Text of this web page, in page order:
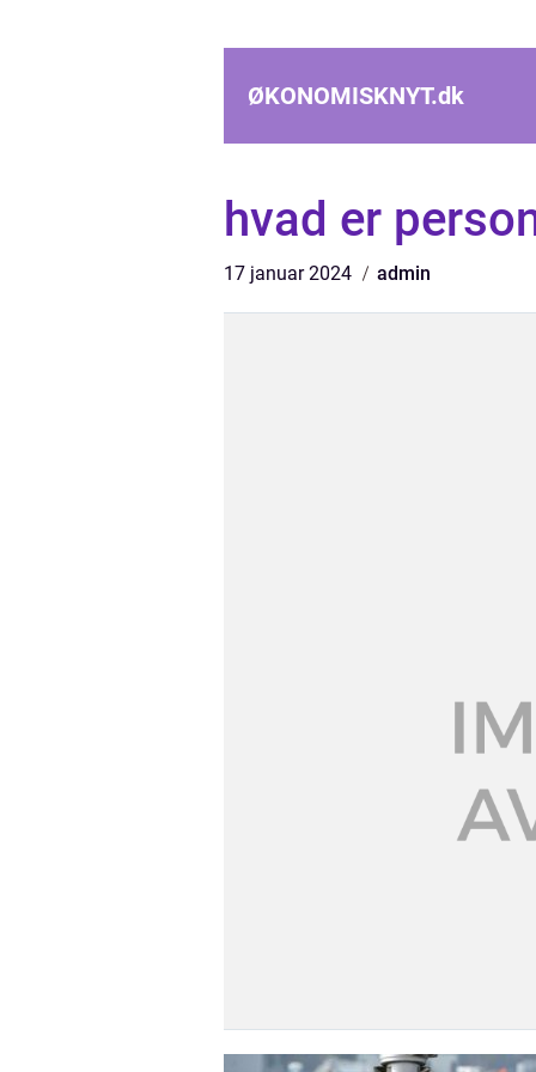
ØKONOMISKNYT.dk
hvad er
17 januar 2024 admin